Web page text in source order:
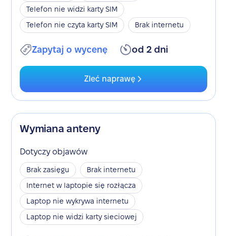
Telefon nie widzi karty SIM
Telefon nie czyta karty SIM
Brak internetu
Zapytaj o wycenę od 2 dni
Zleć naprawę
Wymiana anteny
Dotyczy objawów
Brak zasięgu
Brak internetu
Internet w laptopie się rozłącza
Laptop nie wykrywa internetu
Laptop nie widzi karty sieciowej